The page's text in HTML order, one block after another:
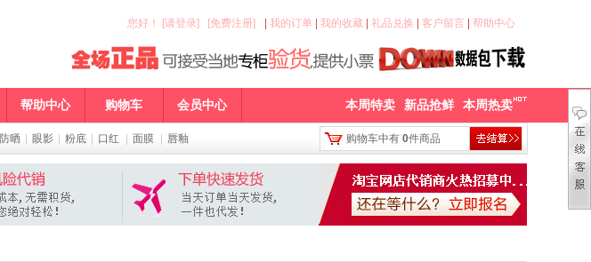
我的订单 我的收藏 礼品兑换 客户留言 帮助中心
您好 ！ [请登录] [免费注册]
帮助中心 购物车 会员中心 本周特卖 新品抢鲜 本周热卖
防晒 眼影 粉底 口红 面膜 唇釉 购物车中有 0件商品